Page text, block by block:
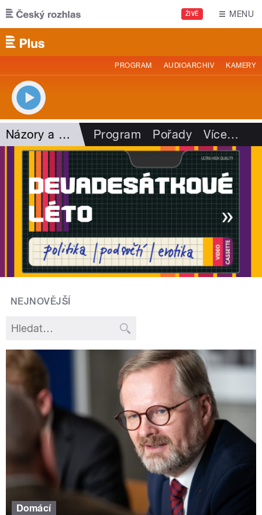
Přejít k hlavnímu obsahu
ŽIVĚ MENU
PROGRAM AUDIOARCHIV KAMERY
Názory a argumenty Program Pořady Více…
NEJNOVĚJŠÍ
Domácí